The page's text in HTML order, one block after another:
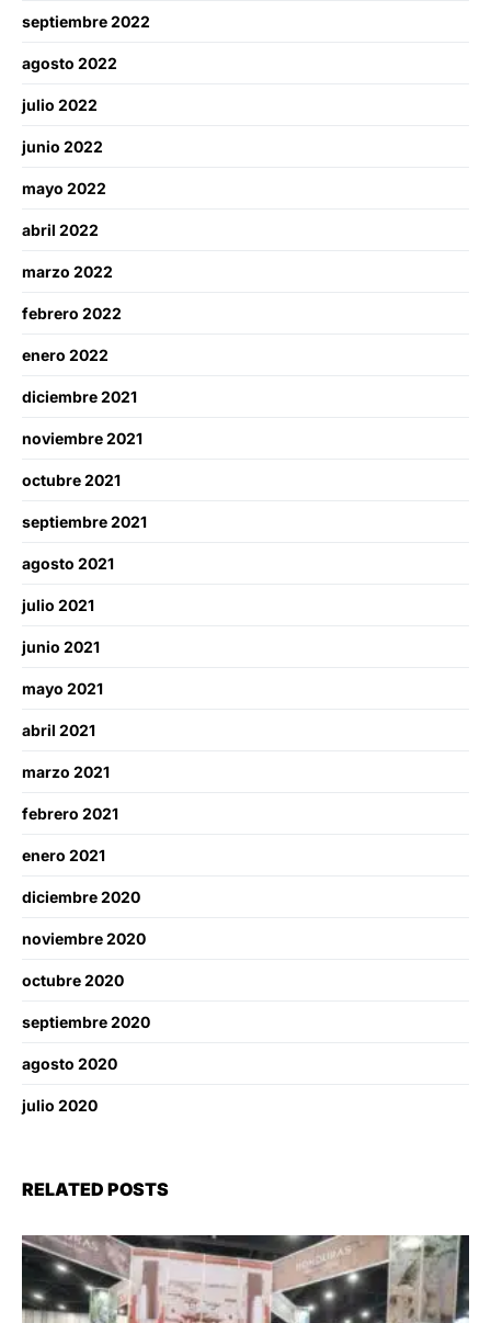
septiembre 2022
agosto 2022
julio 2022
junio 2022
mayo 2022
abril 2022
marzo 2022
febrero 2022
enero 2022
diciembre 2021
noviembre 2021
octubre 2021
septiembre 2021
agosto 2021
julio 2021
junio 2021
mayo 2021
abril 2021
marzo 2021
febrero 2021
enero 2021
diciembre 2020
noviembre 2020
octubre 2020
septiembre 2020
agosto 2020
julio 2020
RELATED POSTS